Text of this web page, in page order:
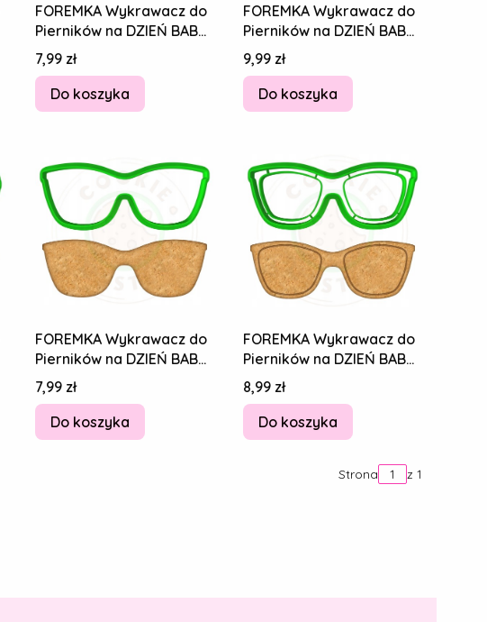
FOREMKA Wykrawacz do
Pierników na DZIEŃ BABCI
I DZIADKA Okulary 10cm
Cena
7,99 zł
Do koszyka
FOREMKA Wykrawacz do
Pierników na DZIEŃ BABCI
I DZIADKA Okulary 10cm
Cena
9,99 zł
Do koszyka
FOREMKA Wykrawacz do
Pierników na DZIEŃ BABCI
I DZIADKA Okulary 10cm
Cena
7,99 zł
Do koszyka
FOREMKA Wykrawacz do
Pierników na DZIEŃ BABCI
I DZIADKA Okulary 10cm
Cena
8,99 zł
Do koszyka
Strona z 1